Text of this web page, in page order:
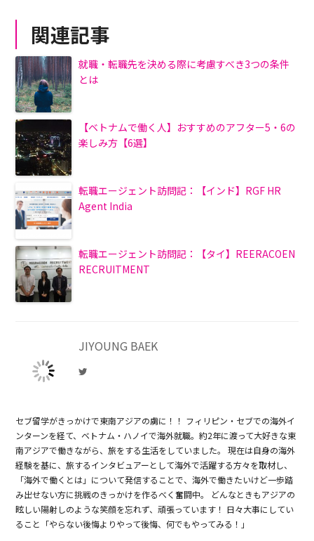
関連記事
就職・転職先を決める際に考慮すべき3つの条件
とは
【ベトナムで働く人】おすすめのアフター5・6の
楽しみ方【6選】
転職エージェント訪問記：【インド】RGF HR
Agent India
転職エージェント訪問記：【タイ】REERACOEN
RECRUITMENT
JIYOUNG BAEK
セブ留学がきっかけで東南アジアの虜に！！ フィリピン・セブでの海外イ
ンターンを経て、ベトナム・ハノイで海外就職。約2年に渡って大好きな東
南アジアで働きながら、旅をする生活をしていました。 現在は自身の海外
経験を基に、旅するインタビュアーとして海外で活躍する方々を取材し、
「海外で働くとは」について発信することで、海外で働きたいけど一歩踏
み出せない方に挑戦のきっかけを作るべく奮闘中。 どんなときもアジアの
眩しい陽射しのような笑顔を忘れず、頑張っています！ 日々大事にしてい
ること「やらない後悔よりやって後悔、何でもやってみる！」